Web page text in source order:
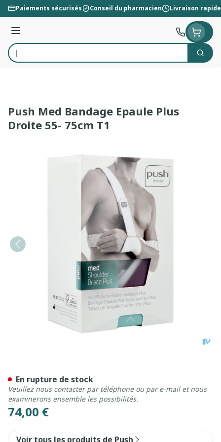
Aller au contenu
Paiements sécurisés Conseil du pharmacien Livraison rapide
Menu
Rechercher
Push Med Bandage Epaule Plus
Droite 55- 75cm T1
74,00 €
En rupture de stock
Veuillez nous contacter par téléphone ou par e-mail et nous
examinerons ensemble les possibilités.
Voir tous les produits de Push